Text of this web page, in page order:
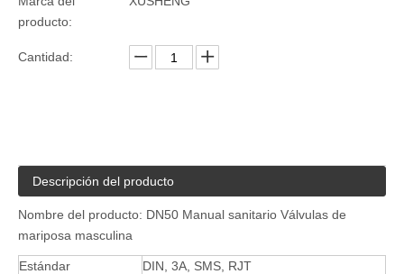
producto:
Cantidad:
Descripción del producto
Nombre del producto: DN50 Manual sanitario Válvulas de
mariposa masculina
Estándar
DIN, 3A, SMS, RJT